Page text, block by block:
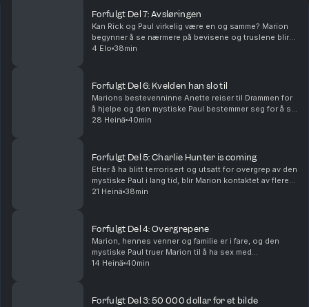
Forfulgt Del 7: Avsløringen
Kan Rick og Paul virkelig være en og samme? Marion
begynner å se nærmere på bevisene og truslene blir
alvor når sexvideoene og bildene blir spredt på
4 Elo 38min
Forfulgt Del 6: Kvelden han slo til
Marions bestevenninne Anette reiser til Drammen for
å hjelpe og den mystiske Paul bestemmer seg for å slå
til. Vil du annonsere i Avhørt? Ta kontakt med vår
28 Heinä 40min
Forfulgt Del 5: Charlie Hunter is coming
Etter å ha blitt terrorisert og utsatt for overgrep av den
mystiske Paul i lang tid, blir Marion kontaktet av flere
nye menn, en av disse kaller seg Charlie Hunter.Vil du
21 Heinä 38min
Forfulgt Del 4: Overgrepene
Marion, hennes venner og familie er i fare, og den
mystiske Paul truer Marion til å ha sex med
romkameraten Rick.Vil du annonsere i Avhørt? Ta
14 Heinä 40min
Forfulgt Del 3: 50 000 dollar for et bilde